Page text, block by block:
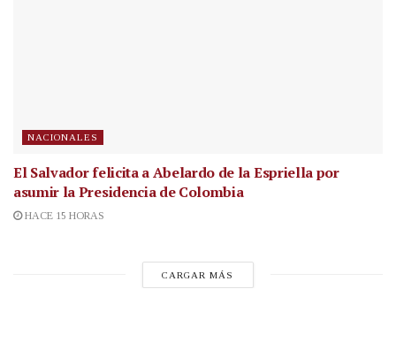
NACIONALES
El Salvador felicita a Abelardo de la Espriella por
asumir la Presidencia de Colombia
HACE 15 HORAS
CARGAR MÁS